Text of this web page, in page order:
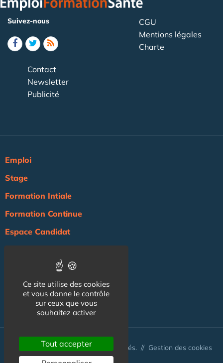
Suivez-nous
CGU
Mentions légales
Charte
Contact
Newsletter
Publicité
Emploi
Stage
Formation Intiale
Formation Continue
Espace Candidat
Agenda
NOS AUTRES SITES :
© Australis 2026 - Tous droits réservés. // Gestion des cookies
Ce site utilise des cookies
et vous donne le contrôle
sur ceux que vous
souhaitez activer
Tout accepter